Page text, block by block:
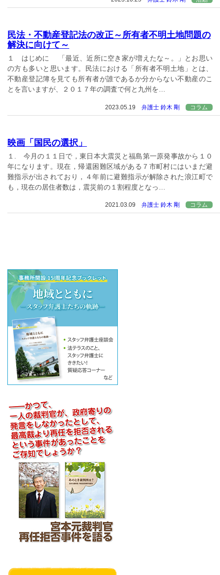
民法・不動産登記法の改正～所有者不明土地問題の
解決に向けて～
１ はじめに 「最近、近所に空き家が増えたな～。」とお思い
の方も多いと思います。民法における「所有者不明土地」とは、
不動産登記簿を見ても所有者が誰であるか分からない不動産のこ
とを言いますが、２０１７年の調査で何と九州を…
2023.05.19 弁護士 鈴木 剛 コラム
映画「国民の選択」
１. 今月の１１日で，東日本大震災と福島第一原発事故から１０
年になります。現在，帰還困難区域がある７市町村にはいまだ避
難指示が出されており，４年前に避難指示が解除された浪江町で
も，現在の居住者数は，震災前の１割程度となっ…
2021.03.09 弁護士 鈴木 剛 コラム